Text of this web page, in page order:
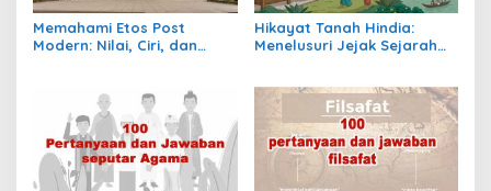
Memahami Etos Post
Modern: Nilai, Ciri, dan
Hikayat Tanah Hindia:
Menelusuri Jejak Sejarah